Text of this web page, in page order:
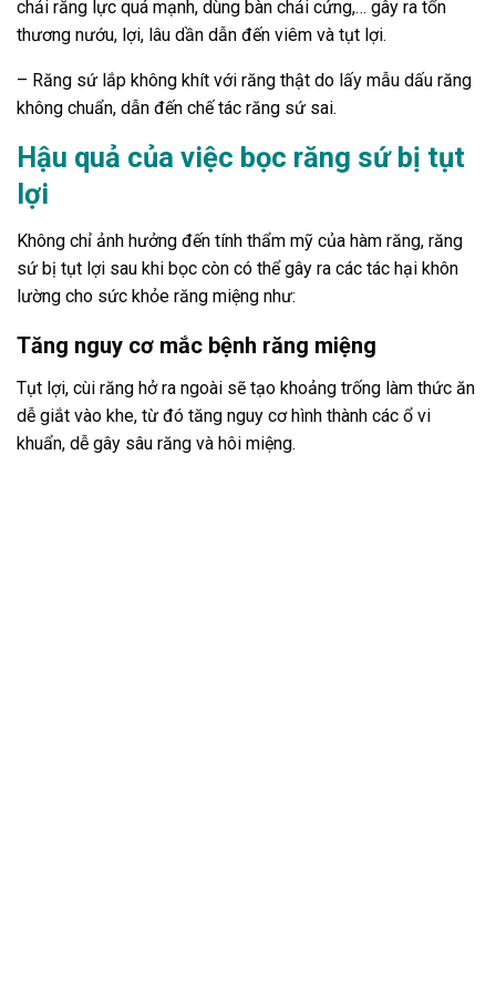
chải răng lực quá mạnh, dùng bàn chải cứng,… gây ra tổn
thương nướu, lợi, lâu dần dẫn đến viêm và tụt lợi.
– Răng sứ lắp không khít với răng thật do lấy mẫu dấu răng
không chuẩn, dẫn đến chế tác răng sứ sai.
Hậu quả của việc bọc răng sứ bị tụt
lợi
Không chỉ ảnh hưởng đến tính thẩm mỹ của hàm răng, răng
sứ bị tụt lợi sau khi bọc còn có thể gây ra các tác hại khôn
lường cho sức khỏe răng miệng như:
Tăng nguy cơ mắc bệnh răng miệng
Tụt lợi, cùi răng hở ra ngoài sẽ tạo khoảng trống làm thức ăn
dễ giắt vào khe, từ đó tăng nguy cơ hình thành các ổ vi
khuẩn, dễ gây sâu răng và hôi miệng.